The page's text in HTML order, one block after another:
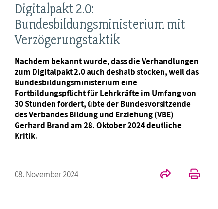
Digitalpakt 2.0:
Bundesbildungsministerium mit
Verzögerungstaktik
Nachdem bekannt wurde, dass die Verhandlungen
zum Digitalpakt 2.0 auch deshalb stocken, weil das
Bundesbildungsministerium eine
Fortbildungspflicht für Lehrkräfte im Umfang von
30 Stunden fordert, übte der Bundesvorsitzende
des Verbandes Bildung und Erziehung (VBE)
Gerhard Brand am 28. Oktober 2024 deutliche
Kritik.
08. November 2024